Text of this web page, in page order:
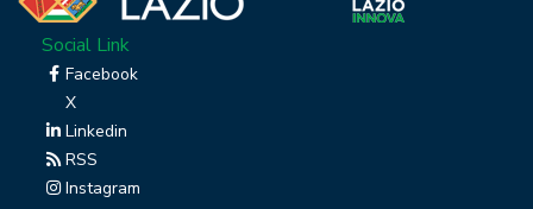
Social Link
Facebook
X
Linkedin
RSS
Instagram